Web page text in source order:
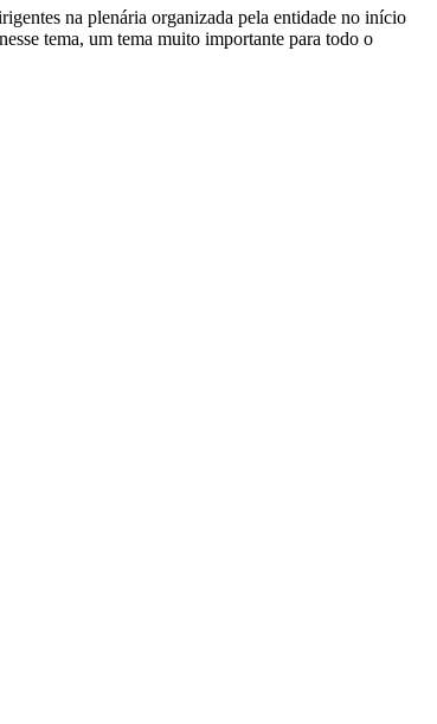
na plenária organizada pela entidade no início
tema, um tema muito importante para todo o